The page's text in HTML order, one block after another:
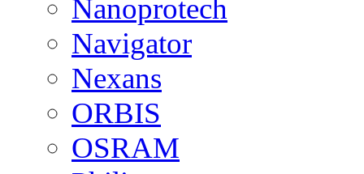
Nanoprotech
Navigator
Nexans
ORBIS
OSRAM